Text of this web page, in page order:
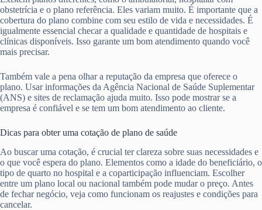
obstetrícia e o plano referência. Eles variam muito. É importante que a
cobertura do plano combine com seu estilo de vida e necessidades. É
igualmente essencial checar a qualidade e quantidade de hospitais e
clínicas disponíveis. Isso garante um bom atendimento quando você
mais precisar.
Também vale a pena olhar a reputação da empresa que oferece o
plano. Usar informações da Agência Nacional de Saúde Suplementar
(ANS) e sites de reclamação ajuda muito. Isso pode mostrar se a
empresa é confiável e se tem um bom atendimento ao cliente.
Dicas para obter uma cotação de plano de saúde
Ao buscar uma cotação, é crucial ter clareza sobre suas necessidades e
o que você espera do plano. Elementos como a idade do beneficiário, o
tipo de quarto no hospital e a coparticipação influenciam. Escolher
entre um plano local ou nacional também pode mudar o preço. Antes
de fechar negócio, veja como funcionam os reajustes e condições para
cancelar.